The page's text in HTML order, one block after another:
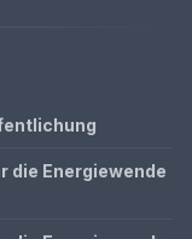
die Energiewende